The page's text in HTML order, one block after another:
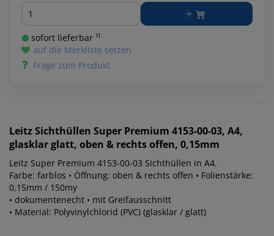
Menge
sofort lieferbar ¹⁾
auf die Merkliste setzen
Frage zum Produkt
LeitzSichthüllen Super Premium 4153-00-03, A4,
glasklar glatt, oben & rechts offen, 0,15mm
Leitz Super Premium 4153-00-03 Sichthüllen in A4.
Farbe: farblos • Öffnung: oben & rechts offen • Folienstärke:
0,15mm / 150my
• dokumentenecht • mit Greifausschnitt
• Material: Polyvinylchlorid (PVC) (glasklar / glatt)